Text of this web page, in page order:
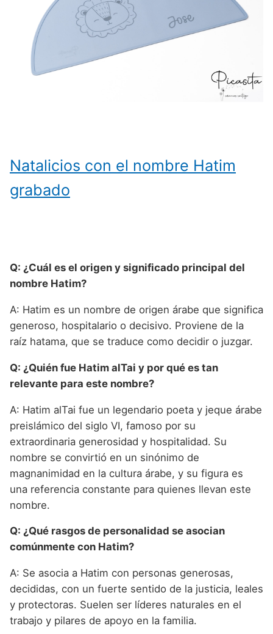
Natalicios con el nombre Hatim
grabado
Q: ¿Cuál es el origen y significado principal del
nombre Hatim?
A: Hatim es un nombre de origen árabe que significa
generoso, hospitalario o decisivo. Proviene de la
raíz hatama, que se traduce como decidir o juzgar.
Q: ¿Quién fue Hatim alTai y por qué es tan
relevante para este nombre?
A: Hatim alTai fue un legendario poeta y jeque árabe
preislámico del siglo VI, famoso por su
extraordinaria generosidad y hospitalidad. Su
nombre se convirtió en un sinónimo de
magnanimidad en la cultura árabe, y su figura es
una referencia constante para quienes llevan este
nombre.
Q: ¿Qué rasgos de personalidad se asocian
comúnmente con Hatim?
A: Se asocia a Hatim con personas generosas,
decididas, con un fuerte sentido de la justicia, leales
y protectoras. Suelen ser líderes naturales en el
trabajo y pilares de apoyo en la familia.